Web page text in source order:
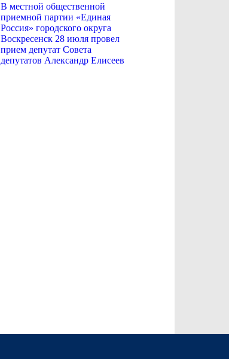
В местной общественной
приемной партии «Единая
Россия» городского округа
Воскресенск 28 июля провел
прием депутат Совета
депутатов Александр Елисеев